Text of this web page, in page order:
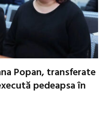
Popan, transferate
pedeapsa în